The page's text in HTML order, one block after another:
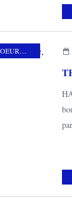
,PLATE-FORME